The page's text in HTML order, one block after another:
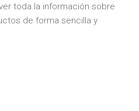
toda la información sobre
de forma sencilla y